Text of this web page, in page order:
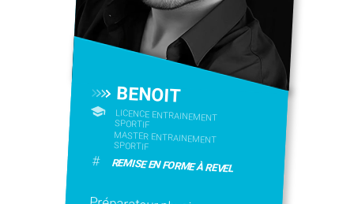
BENOIT
LICENCE ENTRAINEMENT
SPORTIF
MASTER ENTRAINEMENT
SPORTIF
# REMISE EN FORME À REVEL